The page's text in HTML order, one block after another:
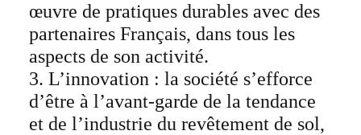
œuvre de pratiques durables avec des
partenaires Français, dans tous les
aspects de son activité.
3. L’innovation : la société s’efforce
d’être à l’avant-garde de la tendance
et de l’industrie du revêtement de sol,